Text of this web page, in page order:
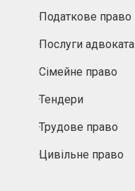
Податкове право
Послуги адвоката
Сімейне право
Тендери
Трудове право
Цивільне право